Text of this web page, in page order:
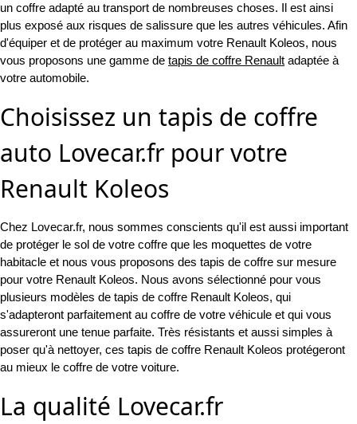
un coffre adapté au transport de nombreuses choses. Il est ainsi
plus exposé aux risques de salissure que les autres véhicules. Afin
d'équiper et de protéger au maximum votre Renault Koleos, nous
vous proposons une gamme de tapis de coffre Renault adaptée à
votre automobile.
Choisissez un tapis de coffre
auto Lovecar.fr pour votre
Renault Koleos
Chez Lovecar.fr, nous sommes conscients qu'il est aussi important
de protéger le sol de votre coffre que les moquettes de votre
habitacle et nous vous proposons des tapis de coffre sur mesure
pour votre Renault Koleos. Nous avons sélectionné pour vous
plusieurs modèles de tapis de coffre Renault Koleos, qui
s'adapteront parfaitement au coffre de votre véhicule et qui vous
assureront une tenue parfaite. Très résistants et aussi simples à
poser qu'à nettoyer, ces tapis de coffre Renault Koleos protégeront
au mieux le coffre de votre voiture.
La qualité Lovecar.fr